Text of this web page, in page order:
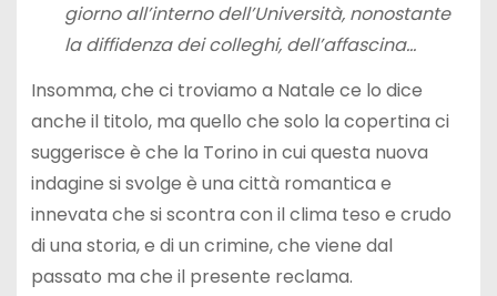
giorno all’interno dell’Università, nonostante
la diffidenza dei colleghi, dell’affascina…
Insomma, che ci troviamo a Natale ce lo dice
anche il titolo, ma quello che solo la copertina ci
suggerisce è che la Torino in cui questa nuova
indagine si svolge è una città romantica e
innevata che si scontra con il clima teso e crudo
di una storia, e di un crimine, che viene dal
passato ma che il presente reclama.